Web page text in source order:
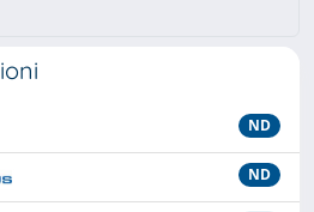
ND
ND